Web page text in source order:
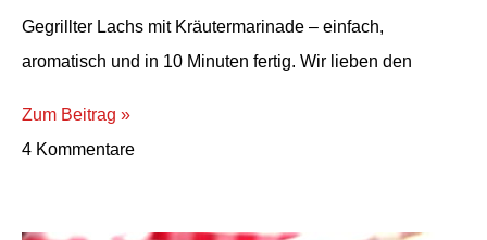
Gegrillter Lachs mit Kräutermarinade – einfach,
aromatisch und in 10 Minuten fertig. Wir lieben den
Zum Beitrag »
4 Kommentare